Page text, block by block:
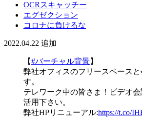
OCRスキャッチー
エグゼクション
コロナに負けるな
2022.04.22 追加
【#バーチャル背景】
弊社オフィスのフリースペースと
す。
テレワーク中の皆さま！ビデオ
活用下さい。
弊社HPリニューアル:https://t.co/